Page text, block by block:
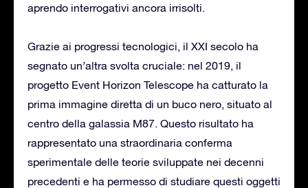
aprendo interrogativi ancora irrisolti.
Grazie ai progressi tecnologici, il XXI secolo ha
segnato un’altra svolta cruciale: nel 2019, il
progetto Event Horizon Telescope ha catturato la
prima immagine diretta di un buco nero, situato al
centro della galassia M87. Questo risultato ha
rappresentato una straordinaria conferma
sperimentale delle teorie sviluppate nei decenni
precedenti e ha permesso di studiare questi oggetti